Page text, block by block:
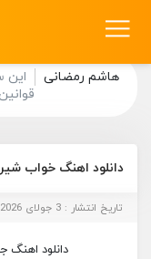
هاشم رمضانی
این
دانلود اهنگ خواب
تاریخ انتشار : 3 جولای 2026
دانلود اهنگ